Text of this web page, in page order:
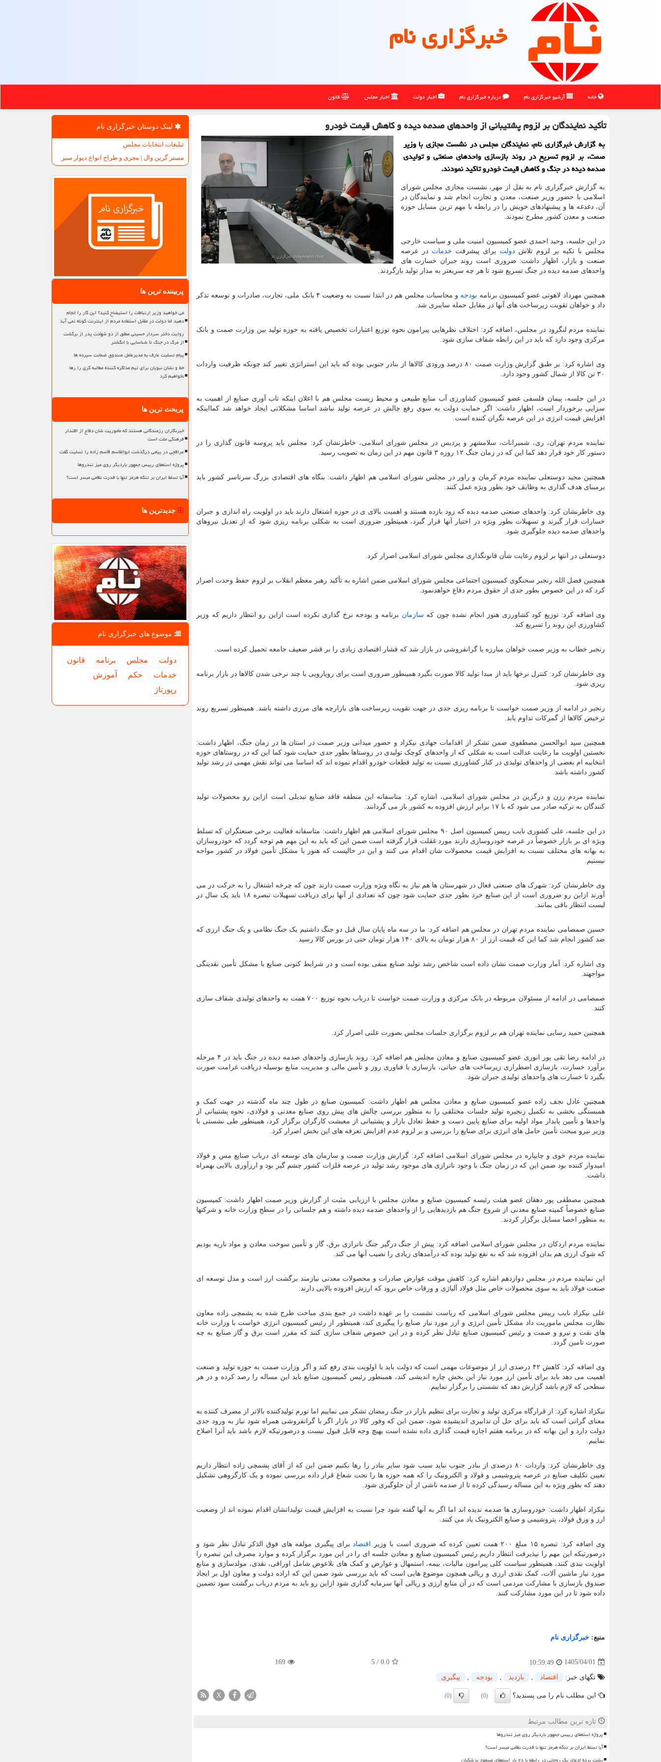
خبرگزاری نام
خانه آرشیو خبرگزاری نام درباره خبرگزاری نام اخبار دولت اخبار مجلس قانون
تأکید نمایندگان بر لزوم پشتیبانی از واحدهای صدمه دیده و کاهش قیمت خودرو
به گزارش خبرگزاری نام، نمایندگان مجلس در نشست مجازی با وزیر
صمت، بر لزوم تسریع در روند بازسازی واحدهای صنعتی و تولیدی
صدمه دیده در جنگ و کاهش قیمت خودرو تاکید نمودند.
به گزارش خبرگزاری نام به نقل از مهر، نشست مجازی مجلس شورای
اسلامی با حضور وزیر صنعت، معدن و تجارت انجام شد و نمایندگان در
آن، دغدغه ها و پیشنهادهای خویش را در رابطه با مهم ترین مسایل حوزه
صنعت و معدن کشور مطرح نمودند.
در این جلسه، وحید احمدی عضو کمیسیون امنیت ملی و سیاست خارجی
مجلس با تکیه بر لزوم تلاشدولت برای پیشرفت خدمات در عرصه
صنعت و بازار، اظهار داشت: ضروری است روند جبران خسارت های
واحدهای صدمه دیده در جنگ تسریع شود تا هر چه سریعتر به مدار تولید بازگردند.
همچنین مهرداد لاهوتی عضو کمیسیون برنامه بودجه
و محاسبات مجلس هم در ابتدا نسبت به وضعیت ۴ بانک ملی، تجارت، صادرات و توسعه تذکر
داد و خواهان تقویت زیرساخت های آنها در مقابل حمله سایبری شد.
نماینده مردم لنگرود در مجلس، اضافه کرد: اختلاف نظرهایی پیرامون نحوه توزیع اعتبارات تخصیص یافته به حوزه تولید بین وزارت صمت و بانک
مرکزی وجود دارد که باید در این رابطه شفاف سازی شود.
وی اشاره کرد: بر طبق گزارش وزارت صمت ۸۰ درصد ورودی کالاها از بنادر جنوبی بوده که باید این استراتژی تغییر کند چونکه ظرفیت واردات
۳۰ تن کالا از شمال کشور وجود دارد.
در این جلسه، پیمان فلسفی عضو کمیسیون کشاورزی آب منابع طبیعی و محیط زیست مجلس هم با اعلان اینکه تاب آوری صنایع از اهمیت به
سزایی برخوردار است، اظهار داشت: اگر حمایت دولت به سوی رفع چالش در عرصه تولید نباشد اساسا مشکلاتی ایجاد خواهد شد کمااینکه
افزایش قیمت انرژی در این عرصه نگران کننده است.
نماینده مردم تهران، ری، شمیرانات، سلامشهر و پردیس در مجلس شورای اسلامی، خاطرنشان کرد: مجلس باید پروسه قانون گذاری را در
دستور کار خود قرار دهد کما این که در زمان جنگ ۱۲ روزه ۳ قانون مهم در این زمان به تصویب رسید.
همچنین مجید دوستعلی نماینده مردم کرمان و راور در مجلس شورای اسلامی هم اظهار داشت: بنگاه های اقتصادی بزرگ سرتاسر کشور باید
برمبنای هدف گذاری به وظایف خود بطور ویژه عمل کنند.
وی خاطرنشان کرد: واحدهای صنعتی صدمه دیده که زود بازده هستند و اهمیت بالای ی در حوزه اشتغال دارند باید در اولویت راه اندازی و جبران
خسارات قرار گیرند و تسهیلات بطور ویژه در اختیار آنها قرار گیرد، همینطور ضروری است به شکلی برنامه ریزی شود که از تعدیل نیروهای
واحدهای صدمه دیده جلوگیری شود.
دوستعلی در انتها بر لزوم رعایت شأن قانونگذاری مجلس شورای اسلامی اصرار کرد.
همچنین فضل الله رنجبر سخنگوی کمیسیون اجتماعی مجلس شورای اسلامی ضمن اشاره به تأکید رهبر معظم انقلاب بر لزوم حفظ وحدت اصرار
کرد که در این خصوص بطور جدی از حقوق مردم دفاع خواهدنمود.
وی اضافه کرد: توزیع کود کشاورزی هنوز انجام نشده چون که سازمان برنامه و بودجه نرخ گذاری نکرده است ازاین رو انتظار داریم که وزیر
کشاورزی این روند را تسریع کند.
رنجبر خطاب به وزیر صمت خواهان مبارزه با گرانفروشی در بازار شد که فشار اقتصادی زیادی را بر قشر ضعیف جامعه تحمیل کرده است.
وی خاطرنشان کرد: کنترل نرخها باید از مبدا تولید کالا صورت بگیرد همینطور ضروری است برای رویارویی با چند نرخی شدن کالاها در بازار برنامه
ریزی شود.
رنجبر در ادامه از وزیر صمت خواست تا برنامه ریزی جدی در جهت تقویت زیرساخت های بازارچه های مرزی داشته باشد. همینطور تسریع روند
ترخیص کالاها از گمرکات تداوم یابد.
همچنین سید ابوالحسن مصطفوی ضمن تشکر از اقدامات جهادی نیکزاد و حضور میدانی وزیر صمت در استان ها در زمان جنگ، اظهار داشت:
نخستین اولویت ما رعایت عدالت است به شکلی که از واحدهای کوچک تولیدی در روستاها بطور جدی حمایت شود کما این که در روستاهای حوزه
انتخابیه ام بعضی از واحدهای تولیدی در کنار کشاورزی نسبت به تولید قطعات خودرو اقدام نموده اند که اساسا می تواند نقش مهمی در رشد تولید
کشور داشته باشد.
نماینده مردم رزن و درگزین در مجلس شورای اسلامی، اشاره کرد: متاسفانه این منطقه فاقد صنایع تبدیلی است ازاین رو محصولات تولید
کنندگان به ترکیه صادر می شود که با ۱۷ برابر ارزش افزوده به کشور باز می گردانند.
در این جلسه، علی کشوری نایب رییس کمیسیون اصل ۹۰ مجلس شورای اسلامی هم اظهار داشت: متاسفانه فعالیت برخی صنعتگران که تسلط
ویژه ای بر بازار خصوصاً در عرصه خودروسازی دارند مورد غفلت قرار گرفته است ضمن این که باید به این مهم هم توجه گردد که خودروسازان
به بهانه های مختلف نسبت به افزایش قیمت محصولات شان اقدام می کنند و این در حالیست که هنوز با مشکل تأمین فولاد در کشور مواجه
نیستیم.
وی خاطرنشان کرد: شهرک های صنعتی فعال در شهرستان ها هم نیاز به نگاه ویژه وزارت صمت دارند چون که چرخه اشتغال را به حرکت در می
آورند ازاین رو ضروری است از این صنایع خرد بطور جدی حمایت شود چون که تعدادی از آنها برای دریافت تسهیلات تبصره ۱۸ باید یک سال در
لیست انتظار باقی بمانند.
حسین صمصامی نماینده مردم تهران در مجلس هم اضافه کرد: ما در سه ماه پایان سال قبل دو جنگ داشتیم یک جنگ نظامی و یک جنگ ارزی که
ضد کشور انجام شد کما این که قیمت ارز از ۸۰ هزار تومان به بالای ۱۴۰ هزار تومان حتی در بورس کالا رسید.
وی اشاره کرد: آمار وزارت صمت نشان داده است شاخص رشد تولید صنایع منفی بوده است و در شرایط کنونی صنایع با مشکل تأمین نقدینگی
مواجهند.
صمصامی در ادامه از مسئولان مربوطه در بانک مرکزی و وزارت صمت خواست تا درباب نحوه توزیع ۷۰۰ همت به واحدهای تولیدی شفاف سازی
کنند.
همچنین حمید رسایی نماینده تهران هم بر لزوم برگزاری جلسات مجلس بصورت علنی اصرار کرد.
در ادامه رضا تقی پور انوری عضو کمیسیون صنایع و معادن مجلس هم اضافه کرد: روند بازسازی واحدهای صدمه دیده در جنگ باید در ۴ مرحله
برآورد خسارت، بازسازی اضطراری زیرساخت های حیاتی، بازسازی با فناوری روز و تأمین مالی و مدیریت منابع بوسیله دریافت غرامت صورت
بگیرد تا خسارت های واحدهای تولیدی جبران شود.
همچنین عادل نجف زاده عضو کمیسیون صنایع و معادن مجلس هم اظهار داشت: کمیسیون صنایع در طول چند ماه گذشته در جهت کمک و
همبستگی بخشی به تکمیل زنجیره تولید جلسات مختلفی را به منظور بررسی چالش های پیش روی صنایع معدنی و فولادی، نحوه پشتیبانی از
واحدها و تأمین پایدار مواد اولیه برای صنایع پایین دست و حفظ تعادل بازار و پشتیبانی از معیشت کارگران برگزار کرد، همینطور طی نشستی با
وزیر نیرو مبحث تأمین حامل های انرژی برای صنایع را بررسی و بر لزوم عدم افزایش تعرفه های این بخش اصرار کرد.
نماینده مردم خوی و چایپاره در مجلس شورای اسلامی اضافه کرد: گزارش وزارت صمت و سازمان های توسعه ای درباب صنایع مس و فولاد
امیدوار کننده بود ضمن این که در زمان جنگ با وجود ناترازی های موجود رشد تولید در عرصه فلزات کشور چشم گیر بود و ارزآوری بالایی بهمراه
داشت.
همچنین مصطفی پور دهقان عضو هیئت رئیسه کمیسیون صنایع و معادن مجلس با ارزیابی مثبت از گزارش وزیر صمت اظهار داشت: کمیسیون
صنایع خصوصاً کمیته صنایع معدنی از شروع جنگ هم بازدیدهایی را از واحدهای صدمه دیده داشته و هم جلساتی را در سطح وزارت خانه و شرکتها
به منظور احصا مسایل برگزار کردند.
نماینده مردم اردکان در مجلس شورای اسلامی اضافه کرد: پیش از جنگ درگیر جنگ ناترازی برق، گاز و تأمین سوخت معادن و مواد ناریه بودیم
که شوک ارزی هم بدان افزوده شد که به نفع تولید بوده که درآمدهای زیادی را نصیب آنها می کند.
این نماینده مردم در مجلس دوازدهم اشاره کرد: کاهش موقت عوارض صادرات و محصولات معدنی نیازمند برگشت ارز است و مدل توسعه ای
صنعت فولاد باید به سوی محصولات خاص مثل فولاد آلیاژی و ورقات خاص برود که ارزش افزوده بالایی دارند.
علی نیکزاد نایب رییس مجلس شورای اسلامی که ریاست نشست را بر عهده داشت در جمع بندی مباحث طرح شده به پشمچی زاده معاون
نظارت مجلس ماموریت داد مشکل تأمین انرژی و ارز مورد نیاز صنایع را پیگیری کند، همینطور از رئیس کمیسیون انرژی خواست با وزارت خانه
های نفت و نیرو و صمت و رئیس کمیسیون صنایع تبادل نظر کرده و در این خصوص شفاف سازی کنند که مقرر است برق و گاز صنایع به چه
صورت تامین گردد.
وی اضافه کرد: کاهش ۴۲ درصدی ارز از موضوعات مهمی است که دولت باید با اولویت بندی رفع کند و اگر وزارت صمت به حوزه تولید و صنعت
اهمیت می دهد باید برای تأمین ارز مورد نیاز این بخش چاره اندیشی کند، همینطور رئیس کمیسیون صنایع باید این مساله را رصد کرده و در هر
سطحی که لازم باشد گزارش دهد که نشستی را برگزار نماییم.
نیکزاد اشاره کرد: از قرارگاه مرکزی تولید و تجارت برای تنظیم بازار در جنگ رمضان تشکر می نماییم اما تورم تولیدکننده بالاتر از مصرف کننده به
معنای گرانی است که باید برای حل آن تدابیری اندیشیده شود، ضمن این که وفور کالا در بازار اگر با گرانفروشی همراه شود نیاز به ورود جدی
دولت دارد و این بهانه که در برنامه هفتم اجازه قیمت گذاری داده نشده است بهیچ وجه قابل قبول نیست و درصورتیکه لازم باشد باید آنرا اصلاح
نماییم.
وی خاطرنشان کرد: واردات ۸۰ درصدی از بنادر جنوب نباید سبب شود سایر بنادر را رها نکنیم ضمن این که از آقای پشمچی زاده انتظار داریم
تعیین تکلیف صنایع در عرصه پتروشیمی و فولاد و الکترونیک را که همه حوزه ها را تحت شعاع قرار داده بررسی نموده و یک کارگروهی تشکیل
دهند که بطور ویژه به این مساله رسیدگی کرده تا از صدمه ناشی از آن جلوگیری شود.
نیکزاد اظهار داشت: خودروسازی ها صدمه ندیده اند اما اگر به آنها گفته شود چرا نسبت به افزایش قیمت تولیداتشان اقدام نموده اند از وضعیت
ارز و ورق فولاد، پتروشیمی و صنایع الکترونیک یاد می کنند.
وی اضافه کرد: تبصره ۱۵ مبلغ ۲۰۰ همت تعیین کرده که ضروری است با وزیر اقتصادبرای پیگیری مولفه های فوق الذکر تبادل نظر شود و
درصورتیکه این مهم را نپذیرفت انتظار داریم رئیس کمیسیون صنایع و معادن جلسه ای را در این مورد برگزار کرده و موارد مصرف این تبصره را
اولویت بندی کنند، همینطور سیاست کلی پیرامون مالیات، بیمه، استمهال و عوارض و کمک های بلاعوض شامل اوراقی، نقدی، مولدسازی و منابع
مورد نیاز ماشین آلات، کمک نقدی ارزی و ریالی همچون موضوع هایی است که باید بررسی شود ضمن این که اراده دولت و معاون اول بر ایجاد
صندوق بازسازی با مشارکت مردمی است که در آن منابع ارزی و ریالی آنها سرمایه گذاری شود ازاین رو باید به مردم درباب برگشت سود تضمین
داده شود تا در این مورد مشارکت کنند.
منبع: خبرگزاری نام
1405/04/01
10:59:49
0.0
/
5
169
تگهای خبر: اقتصاد بازدید بودجه پیگیری
این مطلب نام را می پسندید؟ (0)
(0)
X
تازه ترین مطالب مرتبط
پروژه استعفای رییس جمهور باردیگر روی میز تندروها
آیا تسلط ایران بر تنگه هرمز تنها با قدرت نظامی میسر است؟
پشت پرده ادعای یک روحانی در رابطه با ۲۸ بار استعفای مسعود پزشکیان
لینک دوستان خبرگزاری نام
تبلیغات انتخابات مجلس
مستر گرین وال | مجری و طراح انواع دیوار سبز
پربیننده ترین ها
می خواهید وزیر ارتباطات را استیضاح کنید؟ این کار را انجام
دهید اما دولت در مقابل استفاده مردم از اینترنت کوتاه نمی آید
روایت دختر سردار حسینی مطلق از دو شهادت پدر از برگشت
از مرگ در جنگ تا شناسایی با انگشتر
پیام تسلیت عارف به مدیرعامل صندوق ضمانت سپرده ها
خط و نشان نبویان برای تیم مذاکره کننده مطالبه گری را رها
نخواهیم کرد
پربحث ترین ها
خبرنگاران رزمندگانی هستند که مأموریت شان دفاع از اقتدار
فرهنگی ملت است
عراقچی در پیامی درگذشت ابوالقاسم قاسم زاده را تسلیت گفت
پروژه استعفای رییس جمهور باردیگر روی میز تندروها
آیا تسلط ایران بر تنگه هرمز تنها با قدرت نظامی میسر است؟
جدیدترین ها
موضوع های خبرگزاری نام
دولت مجلس برنامه
قانون
خدمات
حكم
آموزش
رپورتاژ